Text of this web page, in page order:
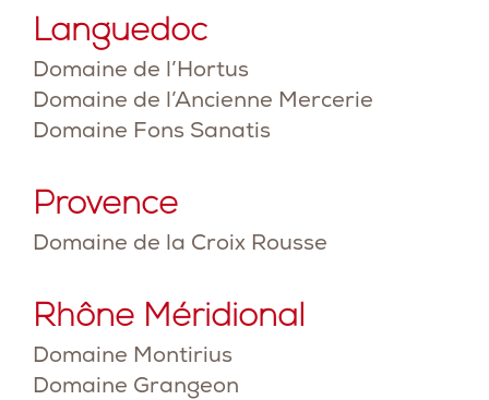
Languedoc
Domaine de l’Hortus
Domaine de l’Ancienne Mercerie
Domaine Fons Sanatis
Provence
Domaine de la Croix Rousse
Rhône Méridional
Domaine Montirius
Domaine Grangeon